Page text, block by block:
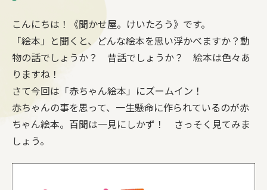
こんにちは！《聞かせ屋。けいたろう》です。
「絵本」と聞くと、どんな絵本を思い浮かべますか？動
物の話でしょうか？ 昔話でしょうか？ 絵本は色々あ
りますね！
さて今回は「赤ちゃん絵本」にズームイン！
赤ちゃんの事を思って、一生懸命に作られているのが赤
ちゃん絵本。百聞は一見にしかず！ さっそく見てみま
しょう。